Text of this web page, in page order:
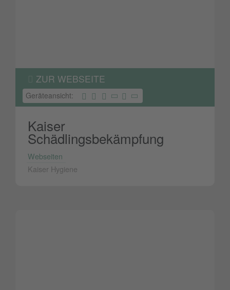
ZUR WEBSEITE
Geräteansicht:
Kaiser
Schädlingsbekämpfung
Webseiten
Kaiser Hygiene